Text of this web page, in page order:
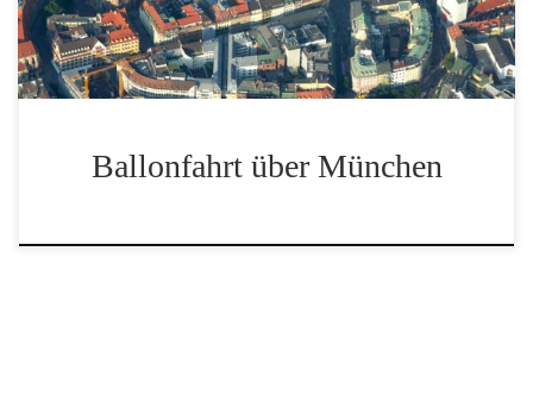
anders.
Ballonfahrt über München